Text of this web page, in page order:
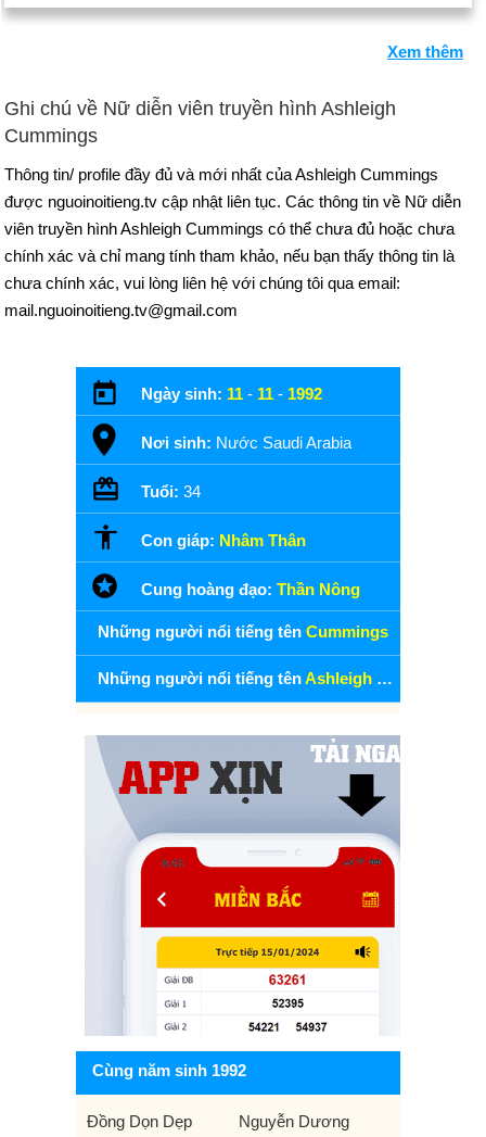
Xem thêm
Ghi chú về Nữ diễn viên truyền hình Ashleigh
Cummings
Thông tin/ profile đầy đủ và mới nhất của Ashleigh Cummings
được nguoinoitieng.tv cập nhật liên tục. Các thông tin về Nữ diễn
viên truyền hình Ashleigh Cummings có thể chưa đủ hoặc chưa
chính xác và chỉ mang tính tham khảo, nếu bạn thấy thông tin là
chưa chính xác, vui lòng liên hệ với chúng tôi qua email:
mail.nguoinoitieng.tv@gmail.com
Ngày sinh: 11 - 11 - 1992
Nơi sinh: Nước Saudi Arabia
Tuổi: 34
Con giáp: Nhâm Thân
Cung hoàng đạo: Thần Nông
Những người nổi tiếng tên Cummings
Những người nổi tiếng tênAshleigh Cummings
Cùng năm sinh 1992
Đồng Dọn Dẹp
Nguyễn Dương